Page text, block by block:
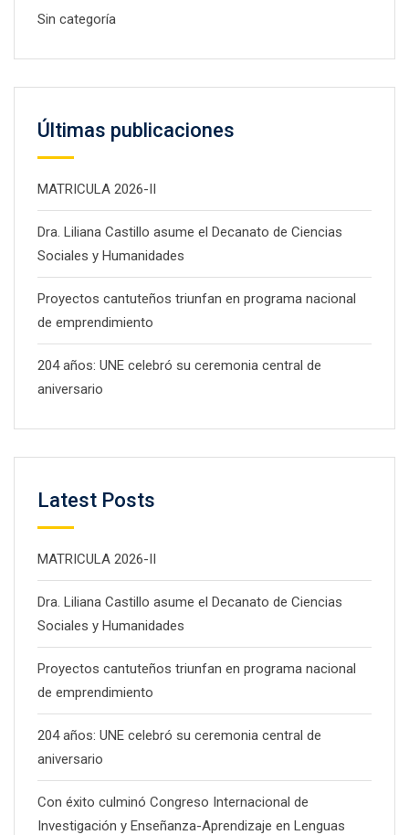
Sin categoría
Últimas publicaciones
MATRICULA 2026-II
Dra. Liliana Castillo asume el Decanato de Ciencias
Sociales y Humanidades
Proyectos cantuteños triunfan en programa nacional
de emprendimiento
204 años: UNE celebró su ceremonia central de
aniversario
Latest Posts
MATRICULA 2026-II
Dra. Liliana Castillo asume el Decanato de Ciencias
Sociales y Humanidades
Proyectos cantuteños triunfan en programa nacional
de emprendimiento
204 años: UNE celebró su ceremonia central de
aniversario
Con éxito culminó Congreso Internacional de
Investigación y Enseñanza-Aprendizaje en Lenguas